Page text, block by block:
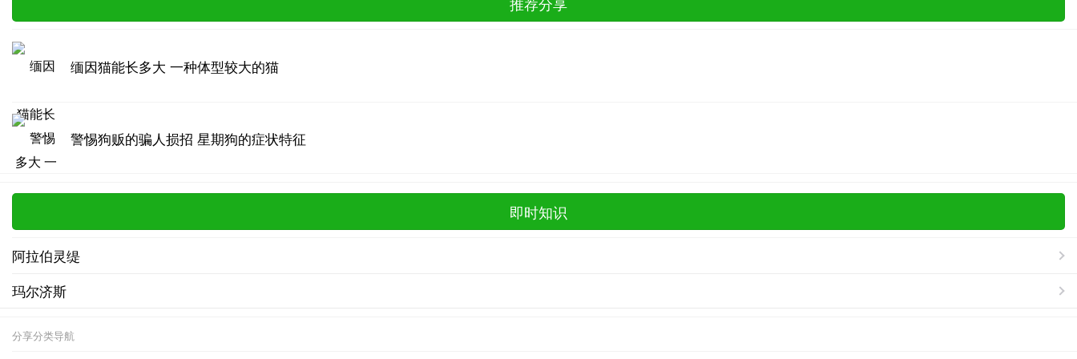
缅因猫能长多大 一种体型较大的猫
警惕狗贩的骗人损招 星期狗的症状特征
即时知识
阿拉伯灵缇
玛尔济斯
分享分类导航